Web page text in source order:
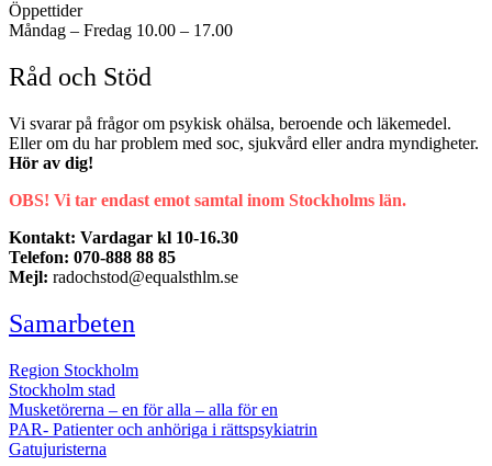
Öppettider
Måndag – Fredag 10.00 – 17.00
Råd och Stöd
Vi svarar på frågor om psykisk ohälsa, beroende och läkemedel.
Eller om du har problem med soc, sjukvård eller andra myndigheter.
Hör av dig!
OBS! Vi tar endast emot samtal inom Stockholms län.
Kontakt: Vardagar kl 10-16.30
Telefon: 070-888 88 85
Mejl: radochstod@equalsthlm.se
Samarbeten
Region Stockholm
Stockholm stad
Musketörerna – en för alla – alla för en
PAR- Patienter och anhöriga i rättspsykiatrin
Gatujuristerna